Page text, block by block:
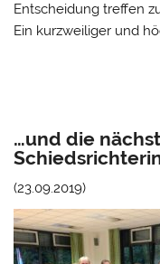
Entscheidung treffen
Ein kurzweiliger und
…und die
(23.09.2019)